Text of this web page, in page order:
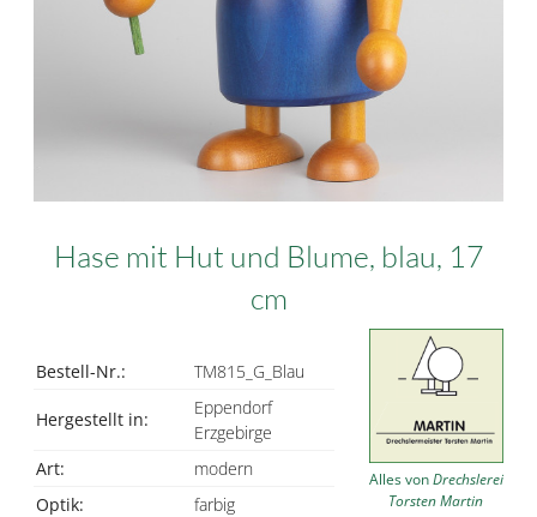
Hase mit Hut und Blume, blau, 17
cm
Bestell-Nr.: TM815_G_Blau
Hergestellt in:
Eppendorf
Erzgebirge
Art:
modern
Optik:
farbig
Alles vonDrechslerei
Torsten Martin